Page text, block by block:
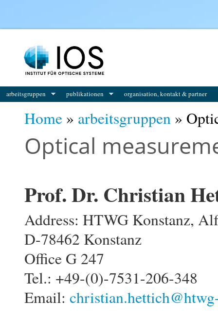
arbeitsgruppen publikationen organisation, kontakt & partner
Home » arbeitsgruppen »
Optical
Prof. Dr. Christian
Address: HTWG Konstanz,
D-78462 Konstanz
Office G 247
Tel.: +49-(0)-7531-206-348
Email: